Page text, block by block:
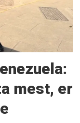
mest, er